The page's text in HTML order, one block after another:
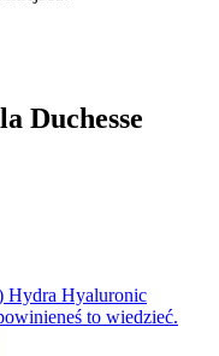
Duchesse
Hydra Hyaluronic
to wiedzieć.